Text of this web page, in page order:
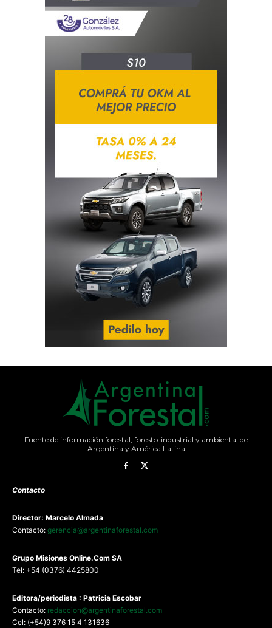
Fuente de información forestal, foresto-industrial y ambiental de
Argentina y América Latina
Contacto
Director: Marcelo Almada
Contacto: gerencia@argentinaforestal.com
Grupo Misiones Online.Com SA
Tel: +54 (0376) 4425800
Editora/periodista : Patricia Escobar
Contacto: redaccion@argentinaforestal.com
Cel: (+54)9 376 15 4 131636